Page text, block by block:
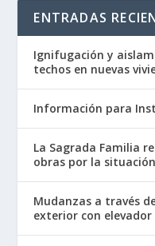
ENTRADAS
Ignifugación y
techos en nuevas
Información para
La Sagrada Familia
obras por la
Mudanzas a través
exterior con elevador